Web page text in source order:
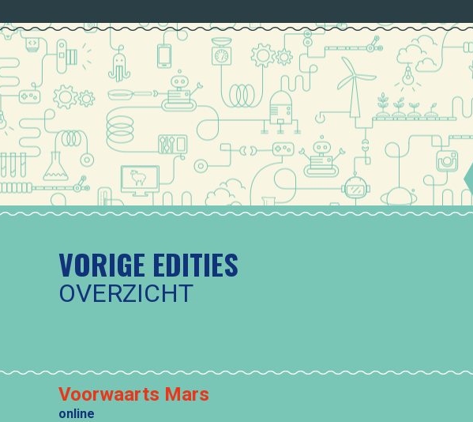
VORIGE EDITIES
OVERZICHT
Voorwaarts Mars
online